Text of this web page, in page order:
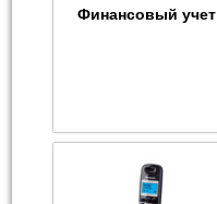
Финансовый учет